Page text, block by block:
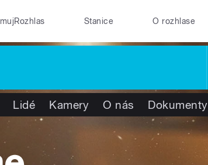
mujRozhlas Stanice O rozhlase
Lidé Kamery O nás Dokumenty